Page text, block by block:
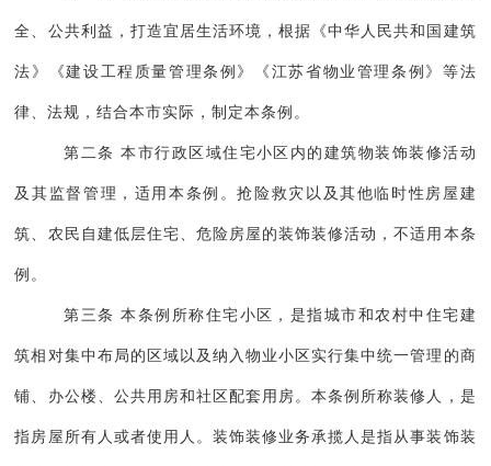
全、公共利益，打造宜居生活环境，根据《中华人民共和国建筑
法》《建设工程质量管理条例》《江苏省物业管理条例》等法
律、法规，结合本市实际，制定本条例。
第二条 本市行政区域住宅小区内的建筑物装饰装修活动
及其监督管理，适用本条例。抢险救灾以及其他临时性房屋建
筑、农民自建低层住宅、危险房屋的装饰装修活动，不适用本条
例。
第三条 本条例所称住宅小区，是指城市和农村中住宅建
筑相对集中布局的区域以及纳入物业小区实行集中统一管理的商
铺、办公楼、公共用房和社区配套用房。本条例所称装修人，是
指房屋所有人或者使用人。装饰装修业务承揽人是指从事装饰装